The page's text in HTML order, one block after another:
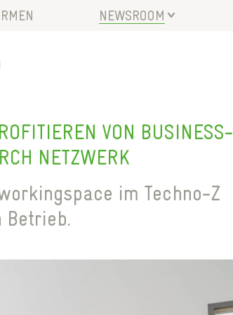
NEWSROOM
VERANSTALTUNGEN
DOWNLOADS
VON BUSINESS-
NETZWERK
im Techno-Z
Betrieb.